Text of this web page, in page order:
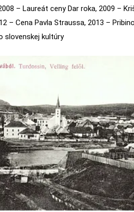
– Laureát ceny Dar roka, 2009 –
– Cena Pavla Straussa, 2013 –
slovenskej kultúry